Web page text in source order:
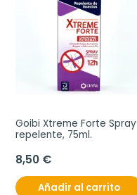
Goibi Xtreme Forte Spray
repelente, 75ml.
8,50 €
Añadir al carrito